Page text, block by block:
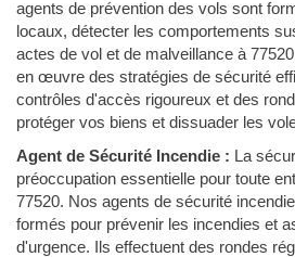
agents de prévention des vols sont
locaux, détecter les comportements
actes de vol et de malveillance à
en œuvre des stratégies de sécurité
contrôles d'accès rigoureux et des
protéger vos biens et dissuader les
Agent de Sécurité Incendie : La
préoccupation essentielle pour toute
77520. Nos agents de sécurité
formés pour prévenir les incendies et
d'urgence. Ils effectuent des rondes